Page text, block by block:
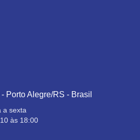
Porto Alegre/RS - Brasil
a sexta
às 18:00